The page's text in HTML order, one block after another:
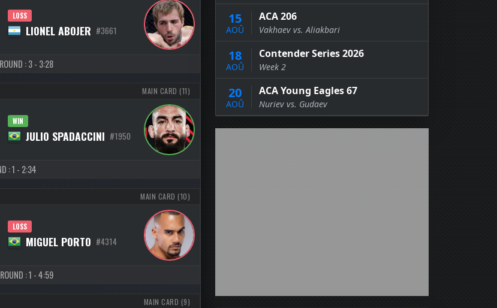
LOSS
LIONEL ABOJER #3661
: 3 - 3:28
MAIN CARD (11)
WIN
JULIO SPADACCINI #1950
: 1 - 2:34
MAIN CARD (10)
LOSS
MIGUEL PORTO #4314
: 1 - 4:59
MAIN CARD (9)
15
AOÛ
ACA 206
Vakhaev vs. Aliakbari
18
AOÛ
Contender Series 2026
Week 2
20
AOÛ
ACA Young Eagles 67
Nuriev vs. Gudaev